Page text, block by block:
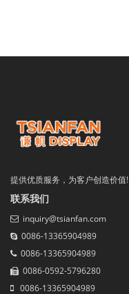
提供优质服务，为客户创造价值!
联系我们
inquiry@tsianfan.com
0086-13365904989
0086-13365904989
0086-0592-5796280
0086-13365904989